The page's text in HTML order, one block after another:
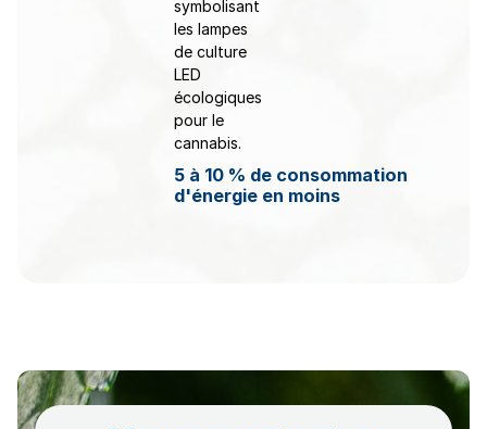
5 à 10 % de consommation
d'énergie en moins